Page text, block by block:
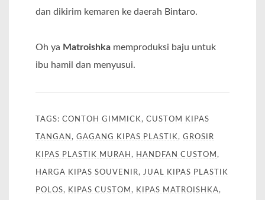
dan dikirim kemaren ke daerah Bintaro.
Oh ya Matroishka memproduksi baju untuk
ibu hamil dan menyusui.
TAGS: CONTOH GIMMICK , CUSTOM KIPAS
TANGAN , GAGANG KIPAS PLASTIK , GROSIR
KIPAS PLASTIK MURAH , HANDFAN CUSTOM ,
HARGA KIPAS SOUVENIR, JUAL KIPAS PLASTIK
POLOS, KIPAS CUSTOM , KIPAS MATROISHKA,